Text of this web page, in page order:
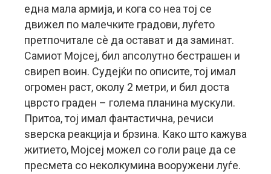
една мала армија, и кога со неа тој се
движел по малечките градови, луѓето
претпочитале сè да остават и да заминат.
Самиот Мојсеј, бил апсолутно бестрашен и
свиреп воин. Судејќи по описите, тој имал
огромен раст, околу 2 метри, и бил доста
цврсто граден – голема планина мускули.
Притоа, тој имал фантастична, речиси
ѕверска реакција и брзина. Како што кажува
житието, Мојсеј можел со голи раце да се
пресмета со неколкумина вооружени луѓе.